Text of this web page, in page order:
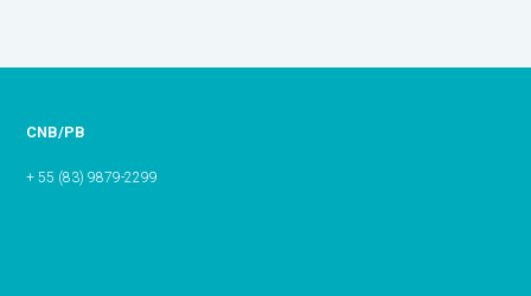
CNB/PB
+ 55 (83) 9879-2299